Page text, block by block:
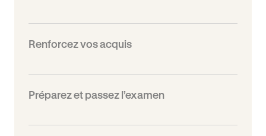
Renforcez vos acquis
Préparez et passez l’examen